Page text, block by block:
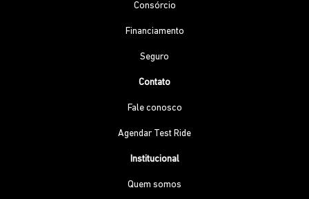
Consórcio
Financiamento
Seguro
Contato
Fale conosco
Agendar Test Ride
Institucional
Quem somos